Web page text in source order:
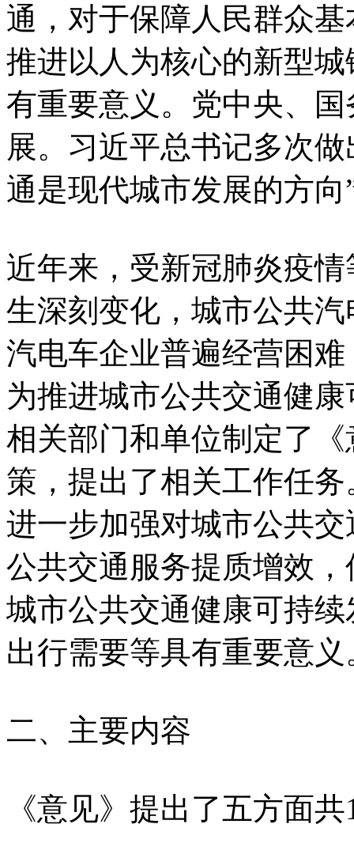
通，对于保障人民群众
推进以人为核心的新型
有重要意义。党中央、
展。习近平总书记多次
通是现代城市发展的方向
近年来，受新冠肺炎疫
生深刻变化，城市公共
汽电车企业普遍经营困
为推进城市公共交通健
相关部门和单位制定了
策，提出了相关工作任
进一步加强对城市公共
公共交通服务提质增效
城市公共交通健康可持
出行需要等具有重要意义
二、主要内容
《意见》提出了五方面